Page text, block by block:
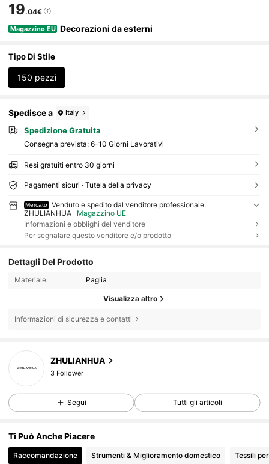
19.04€
Magazzino EU Decorazioni da esterni
Tipo Di Stile
150 pezzi
Spedisce a Italy
Spedizione Gratuita
Consegna prevista: 6-10 Giorni Lavorativi
Resi gratuiti entro 30 giorni
Pagamenti sicuri · Tutela della privacy
Mercato
Venduto e spedito dal venditore professionale:
ZHULIANHUA
Magazzino UE
Informazioni e obblighi del venditore
Per segnalare questo venditore e/o prodotto
Dettagli Del Prodotto
Materiale: Paglia
Visualizza altro
Informazioni di sicurezza e contatti
ZHULIANHUA
3 Follower
s***isegue
3 Follower
Segui Tutti gli articoli
Ti Può Anche Piacere
Raccomandazione Strumenti & Miglioramento domestico Tessili